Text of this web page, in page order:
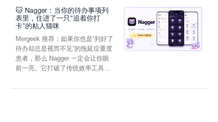
🐱 Nagger：当你的待办事项列
表里，住进了一只“追着你打
卡”的粘人猫咪
Mergeek 推荐：如果你也是“列好了
待办却总是视而不见”的拖延症重度
患者，那么 Nagger 一定会让你眼
前一亮。它打破了传统效率工具冰